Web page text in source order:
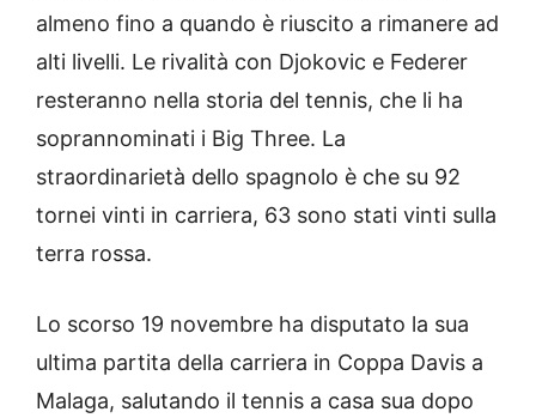
almeno fino a quando è riuscito a rimanere ad
alti livelli. Le rivalità con Djokovic e Federer
resteranno nella storia del tennis, che li ha
soprannominati i Big Three. La
straordinarietà dello spagnolo è che su 92
tornei vinti in carriera, 63 sono stati vinti sulla
terra rossa.
Lo scorso 19 novembre ha disputato la sua
ultima partita della carriera in Coppa Davis a
Malaga, salutando il tennis a casa sua dopo